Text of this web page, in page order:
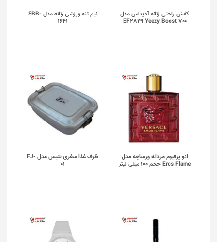
کفش راحتی زنانه آدیداس مدل
EF2829 Yeezy Boost 700
نیم تنه ورزشی زنانه مدل SBB-
1641
گزینه
ها
محصول
انتخاب
شوند
ادو پرفیوم مردانه ورساچه مدل
Eros Flame حجم 100 میلی لیتر
ظرف غذا سفری تتیس مدل FJ-
01